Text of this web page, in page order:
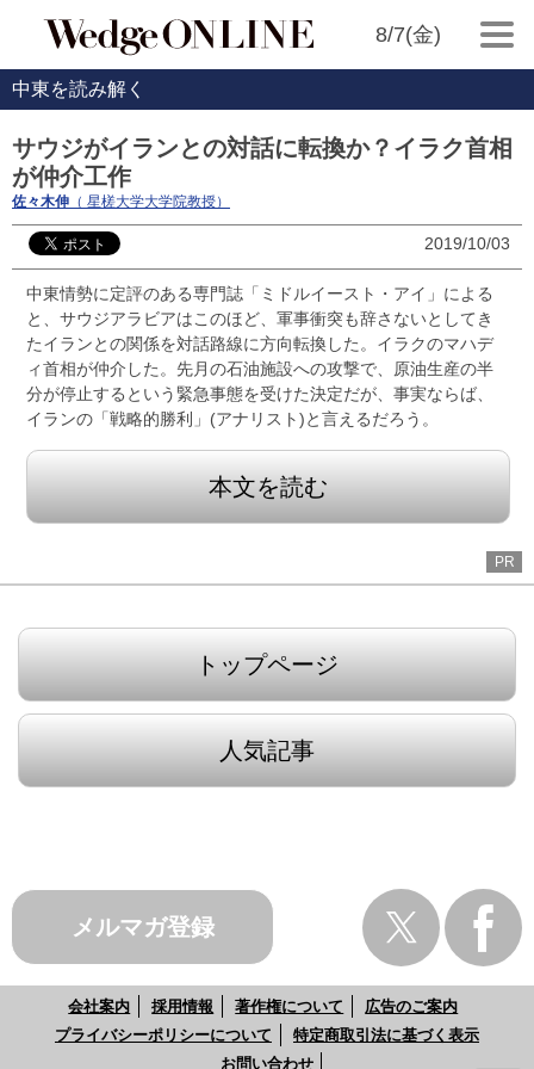
8/7(金)
中東を読み解く
サウジがイランとの対話に転換か？イラク首相
が仲介工作
佐々木伸 （ 星槎大学大学院教授）
2019/10/03
中東情勢に定評のある専門誌「ミドルイースト・アイ」による
と、サウジアラビアはこのほど、軍事衝突も辞さないとしてき
たイランとの関係を対話路線に方向転換した。イラクのマハデ
ィ首相が仲介した。先月の石油施設への攻撃で、原油生産の半
分が停止するという緊急事態を受けた決定だが、事実ならば、
イランの「戦略的勝利」(アナリスト)と言えるだろう。
本文を読む
PR
トップページ
人気記事
メルマガ登録
会社案内 採用情報 著作権について
広告のご案内
プライバシーポリシーについて
特定商取引法に基づく表示
お問い合わせ